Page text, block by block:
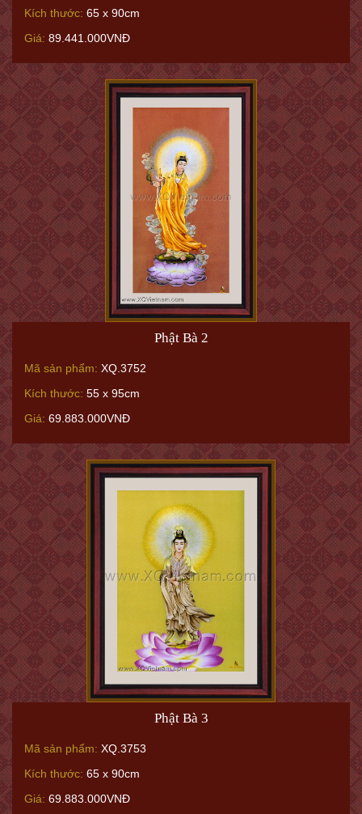
Kích thước: 65 x 90cm
Giá: 89.441.000VNĐ
Phật Bà 2
Mã sản phẩm: XQ.3752
Kích thước: 55 x 95cm
Giá: 69.883.000VNĐ
Phật Bà 3
Mã sản phẩm: XQ.3753
Kích thước: 65 x 90cm
Giá: 69.883.000VNĐ